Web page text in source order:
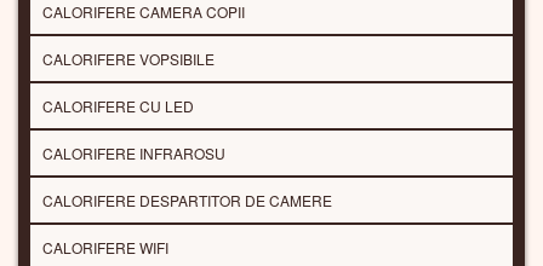
CALORIFERE CAMERA COPII
CALORIFERE VOPSIBILE
CALORIFERE CU LED
CALORIFERE INFRAROSU
CALORIFERE DESPARTITOR DE CAMERE
CALORIFERE WIFI